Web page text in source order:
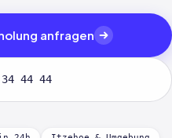
anfragen
44 44